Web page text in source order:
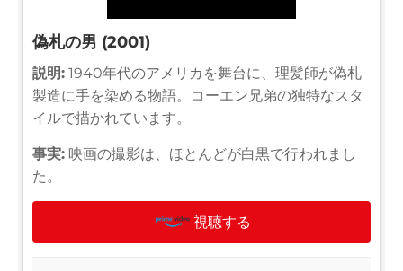
偽札の男 (2001)
説明: 1940年代のアメリカを舞台に、理髪師が偽札
製造に手を染める物語。コーエン兄弟の独特なスタ
イルで描かれています。
事実: 映画の撮影は、ほとんどが白黒で行われまし
た。
視聴する